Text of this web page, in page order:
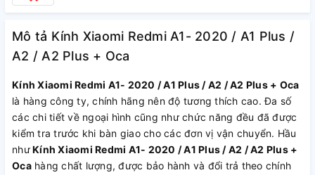
Mô tả Kính Xiaomi Redmi A1- 2020 / A1 Plus /
A2 / A2 Plus + Oca
Kính Xiaomi Redmi A1- 2020 / A1 Plus / A2 / A2 Plus + Oca
là hàng công ty, chính hãng nên độ tương thích cao. Đa số
các chi tiết về ngoại hình cũng như chức năng đều đã được
kiểm tra trước khi bàn giao cho các đơn vị vận chuyển. Hầu
nhưKính Xiaomi Redmi A1- 2020 / A1 Plus / A2 / A2 Plus +
Ocahàng chất lượng, được bảo hành và đổi trả theo chính